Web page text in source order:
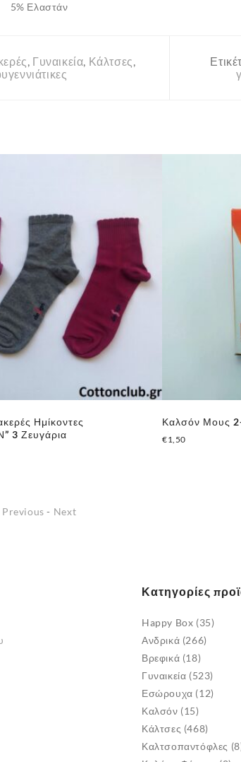
5% Ελαστάν
, Γυναικεία, Κάλτσες,
Ημίκοντες
3 Ζευγάρια
Καλσόν Μους
€1,50
να
σελίδα
του
Previous - Next
Κατηγορίες
Happy Box (35)
Ανδρικά (266)
Βρεφικά (18)
Γυναικεία (523)
Εσώρουχα (12)
Καλσόν (15)
Κάλτσες (468)
Καλτσοπαντόφλες